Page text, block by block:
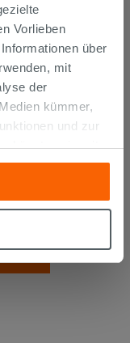
Vorlieben
über
mit
der
kümmer,
und zur
könnten sie mit
haben oder
Dienste
Sie mehr wissen
oder einigen
Schaltfläche
MIT